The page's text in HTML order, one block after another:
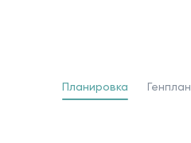
Планировка Генплан